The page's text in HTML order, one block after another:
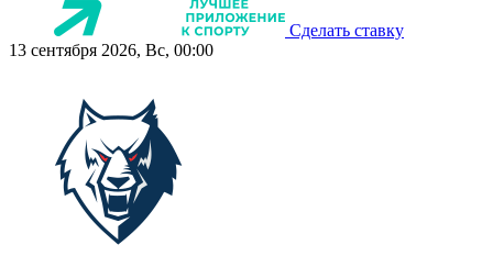
Сделать ставку
13 сентября 2026, Вс, 00:00